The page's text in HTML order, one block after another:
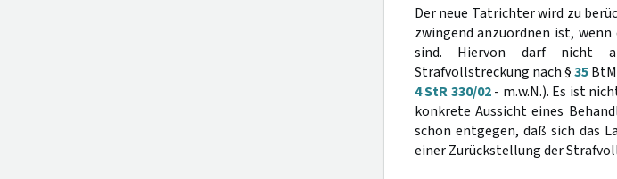
Der neue Tatrichter wird zu
zwingend anzuordnen ist,
sind. Hiervon darf nicht
Strafvollstreckung nach §35
4 StR 330/02- m.w.N.). Es ist
konkrete Aussicht eines
schon entgegen, daß sich das
einer Zurückstellung der